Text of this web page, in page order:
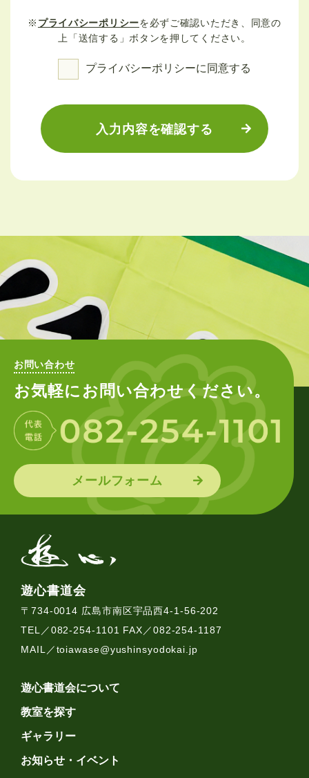
※ プライバシーポリシーを必ずご確認いただき、同意の
上「送信する」ボタンを押してください。
プライバシーポリシーに同意する
お問い合わせ
お気軽にお問い合わせください。
メールフォーム
遊心書道会
〒734-0014 広島市南区宇品西4-1-56-202
TEL／082-254-1101 FAX／082-254-1187
MAIL／toiawase@yushinsyodokai.jp
遊心書道会について
教室を探す
ギャラリー
お知らせ・イベント